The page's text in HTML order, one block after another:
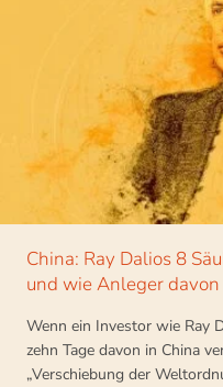
China: Ray Dalios 8
und wie Anleger
Wenn ein Investor wie Ray
zehn Tage davon in China
„Verschiebung der